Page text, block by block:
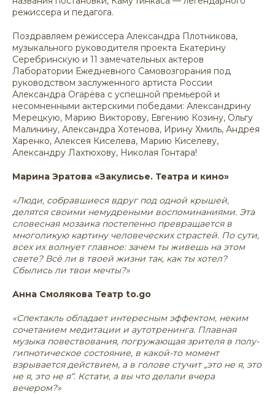
режиссера и педагога.
Поздравляем режиссера Александра Плотникова,
музыкального руководителя проекта Екатерину
Серебринскую и 11 замечательных актеров
Лаборатории Ежедневного Самовозгорания под
руководством заслуженного артиста России
Александра Огарёва с успешной премьерой и
несомненными актерскими победами: Александрину
Мерецкую, Марию Викторову, Евгению Козину, Ольгу
Малинину, Александра Хотенова, Ирину Хмиль, Андрея
Харенко, Алексея Киселева, Марию Киселеву,
Александру Лахтюхову, Николая Гонтара!
Марина Эратова «Закулисье. Театра и кино»
«Люди, собравшиеся вдруг под одной крышей,
делятся своими немудреными воспоминаниями. Эта
словесная мозаика постепенно превращается в
многоликую картину человеческих страстей. По сути,
всех их волнует главное: зачем ты живешь на этом
свете? Всё ли в твоей жизни так, как ты хотел?
Сбылись ли твои мечты?»
Анна Смолякова Театр to.go
«Спектакль обладает интересным эффектом, неким
сочетанием медитации и аутотренинга. Плавная
музыка повествования, погружающая зрителя в полу-
гипнотическое состояние, в какой-то момент
взрывается действием, а в голове стучит „это не я, это
не я, это не я“. Кстати, а вы что делали вчера
вечером?»